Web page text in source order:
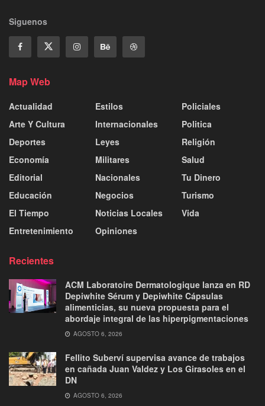
Siguenos
Map Web
Actualidad
Arte Y Cultura
Deportes
Economía
Editorial
Educación
El Tiempo
Entretenimiento
Estilos
Internacionales
Leyes
Militares
Nacionales
Negocios
Noticias Locales
Opiniones
Policiales
Politica
Religión
Salud
Tu Dinero
Turismo
Vida
Recientes
ACM Laboratoire Dermatologique lanza en RD
Depiwhite Sérum y Depiwhite Cápsulas
alimenticias, su nueva propuesta para el
abordaje integral de las hiperpigmentaciones
AGOSTO 6, 2026
Fellito Suberví supervisa avance de trabajos
en cañada Juan Valdez y Los Girasoles en el
DN
AGOSTO 6, 2026